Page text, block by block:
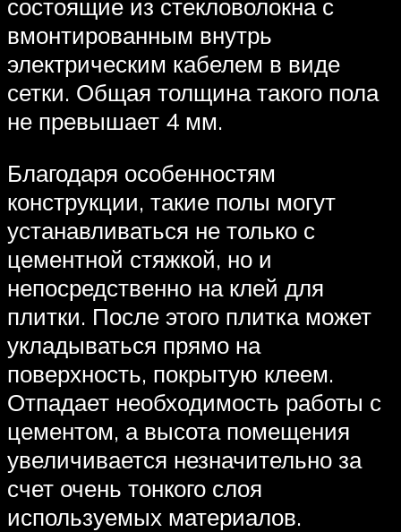
состоящие из стекловолокна с
вмонтированным внутрь
электрическим кабелем в виде
сетки. Общая толщина такого пола
не превышает 4 мм.
Благодаря особенностям
конструкции, такие полы могут
устанавливаться не только с
цементной стяжкой, но и
непосредственно на клей для
плитки. После этого плитка может
укладываться прямо на
поверхность, покрытую клеем.
Отпадает необходимость работы с
цементом, а высота помещения
увеличивается незначительно за
счет очень тонкого слоя
используемых материалов.